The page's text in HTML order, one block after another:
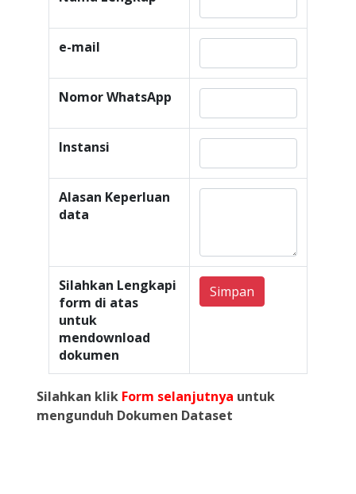
e-mail
Nomor WhatsApp
Instansi
Alasan Keperluan
data
Silahkan Lengkapi
form di atas
untuk
mendownload
dokumen
Simpan
Silahkan klik Form selanjutnya untuk
mengunduh Dokumen Dataset